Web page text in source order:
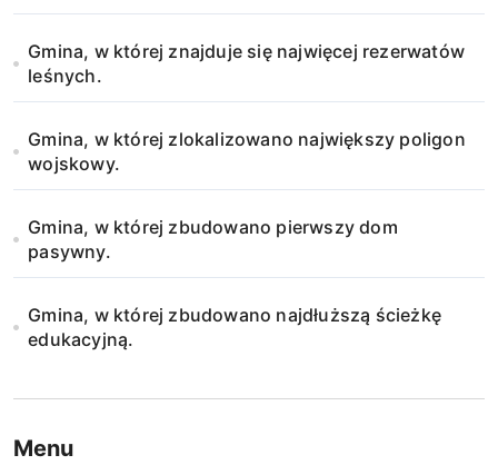
Gmina, w której znajduje się najwięcej rezerwatów
leśnych.
Gmina, w której zlokalizowano największy poligon
wojskowy.
Gmina, w której zbudowano pierwszy dom
pasywny.
Gmina, w której zbudowano najdłuższą ścieżkę
edukacyjną.
Menu